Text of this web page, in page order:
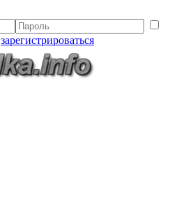
зарегистрироваться